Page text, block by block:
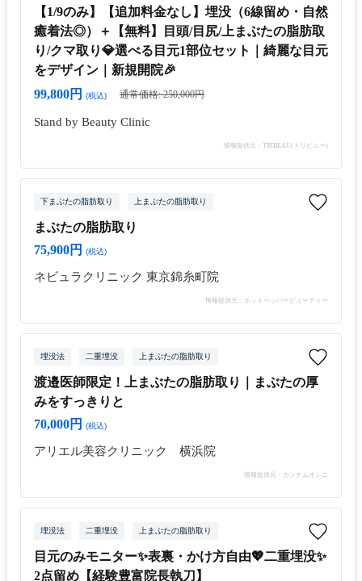
【1/9のみ】【追加料金なし】埋没（6線留め・自然
癒着法◎）＋【無料】目頭/目尻/上まぶたの脂肪取
り/クマ取り💎選べる目元1部位セット｜綺麗な目元
をデザイン｜新規開院🎉
99,800円
(税込) 通常価格: 250,000円
Stand by Beauty Clinic
情報提供元：TRIBEAU(トリビュー)
下まぶたの脂肪取り 上まぶたの脂肪取り
まぶたの脂肪取り
75,900円
(税込)
ネビュラクリニック 東京錦糸町院
情報提供元：ホットペッパービューティー
埋没法 二重埋没 上まぶたの脂肪取り
渡邉医師限定！上まぶたの脂肪取り｜まぶたの厚
みをすっきりと
70,000円
(税込)
アリエル美容クリニック 横浜院
情報提供元：カンナムオンニ
埋没法 二重埋没 上まぶたの脂肪取り
目元のみモニター✨表裏・かけ方自由💖二重埋没✨
2点留め【経験豊富院長執刀】